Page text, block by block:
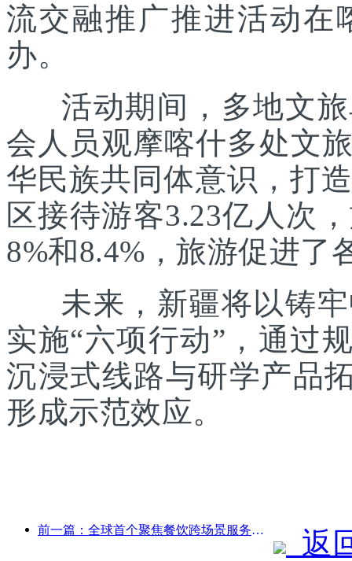
流交融推广推进活动在
办。
活动期间，多地文旅
会人员观摩喀什多处文
华民族共同体意识，打
区接待游客3.23亿人次
8%和8.4%，旅游促进了
未来，新疆将以铸牢
实施“六项行动”，通过
沉浸式线路与研学产品
形成示范效应。
前一篇：全球首个聚焦餐饮跨场景服务的人形机器人发布
返